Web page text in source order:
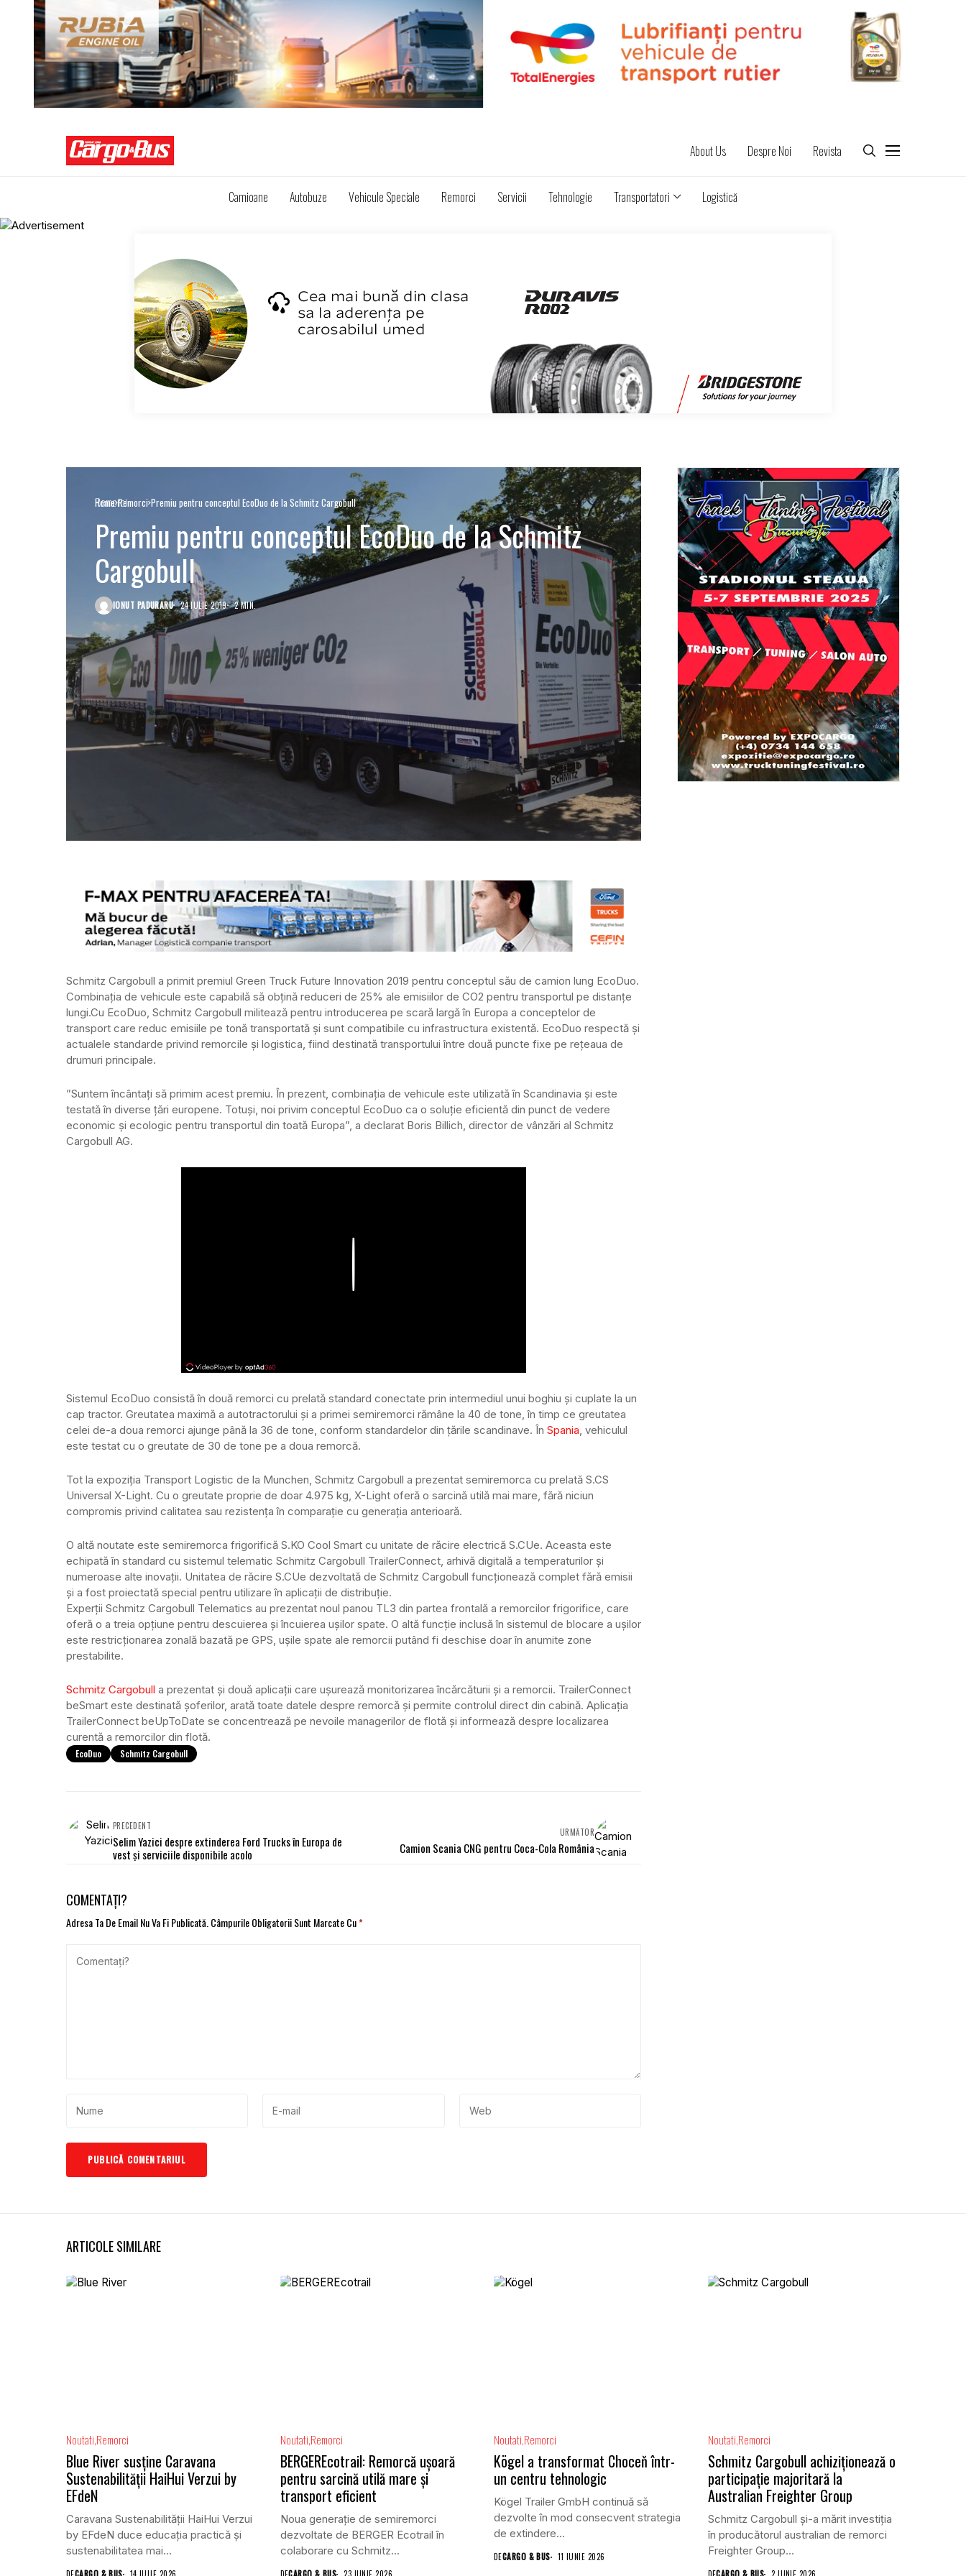
About Us Despre Noi Revista
Camioane Autobuze Vehicule Speciale Remorci Servicii Tehnologie Transportatori Logistică
Home Remorci Premiu pentru conceptul EcoDuo de la Schmitz Cargobull
Remorci
Premiu pentru conceptul EcoDuo de la Schmitz
Cargobull
IONUT PADURARU 24 IULIE 2019 2 MIN.
Schmitz Cargobull a primit premiul Green Truck Future Innovation 2019 pentru conceptul său de camion lung EcoDuo.
Combinația de vehicule este capabilă să obțină reduceri de 25% ale emisiilor de CO2 pentru transportul pe distanțe
lungi.Cu EcoDuo, Schmitz Cargobull militează pentru introducerea pe scară largă în Europa a conceptelor de
transport care reduc emisiile pe tonă transportată și sunt compatibile cu infrastructura existentă. EcoDuo respectă și
actualele standarde privind remorcile și logistica, fiind destinată transportului între două puncte fixe pe rețeaua de
drumuri principale.
”Suntem încântați să primim acest premiu. În prezent, combinația de vehicule este utilizată în Scandinavia și este
testată în diverse țări europene. Totuși, noi privim conceptul EcoDuo ca o soluție eficientă din punct de vedere
economic și ecologic pentru transportul din toată Europa”, a declarat Boris Billich, director de vânzări al Schmitz
Cargobull AG.
Sistemul EcoDuo consistă în două remorci cu prelată standard conectate prin intermediul unui boghiu și cuplate la un
cap tractor. Greutatea maximă a autotractorului și a primei semiremorci rămâne la 40 de tone, în timp ce greutatea
celei de-a doua remorci ajunge până la 36 de tone, conform standardelor din țările scandinave. În Spania , vehiculul
este testat cu o greutate de 30 de tone pe a doua remorcă.
Tot la expoziția Transport Logistic de la Munchen, Schmitz Cargobull a prezentat semiremorca cu prelată S.CS
Universal X-Light. Cu o greutate proprie de doar 4.975 kg, X-Light oferă o sarcină utilă mai mare, fără niciun
compromis privind calitatea sau rezistența în comparație cu generația anterioară.
O altă noutate este semiremorca frigorifică S.KO Cool Smart cu unitate de răcire electrică S.CUe. Aceasta este
echipată în standard cu sistemul telematic Schmitz Cargobull TrailerConnect, arhivă digitală a temperaturilor și
numeroase alte inovații. Unitatea de răcire S.CUe dezvoltată de Schmitz Cargobull funcționează complet fără emisii
și a fost proiectată special pentru utilizare în aplicații de distribuție.
Experții Schmitz Cargobull Telematics au prezentat noul panou TL3 din partea frontală a remorcilor frigorifice, care
oferă o a treia opțiune pentru descuierea și încuierea ușilor spate. O altă funcție inclusă în sistemul de blocare a ușilor
este restricționarea zonală bazată pe GPS, ușile spate ale remorcii putând fi deschise doar în anumite zone
prestabilite.
Schmitz Cargobull a prezentat și două aplicații care ușurează monitorizarea încărcăturii și a remorcii. TrailerConnect
beSmart este destinată șoferilor, arată toate datele despre remorcă și permite controlul direct din cabină. Aplicația
TrailerConnect beUpToDate se concentrează pe nevoile managerilor de flotă și informează despre localizarea
curentă a remorcilor din flotă.
EcoDuo Schmitz Cargobull
PRECEDENT
Selim Yazici despre extinderea Ford Trucks în Europa de
vest și serviciile disponibile acolo
URMĂTOR
Camion Scania CNG pentru Coca-Cola România
COMENTAȚI?
Adresa Ta De Email Nu Va Fi Publicată. Câmpurile Obligatorii Sunt Marcate Cu*
ARTICOLE SIMILARE
Noutati Remorci
Blue River susține Caravana
Sustenabilității HaiHui Verzui by
EFdeN
Caravana Sustenabilității HaiHui Verzui
by EFdeN duce educația practică și
sustenabilitatea mai...
Noutati Remorci
BERGEREcotrail: Remorcă ușoară
pentru sarcină utilă mare și
transport eficient
Noua generație de semiremorci
dezvoltate de BERGER Ecotrail în
colaborare cu Schmitz...
Noutati Remorci
Kögel a transformat Choceň într-
un centru tehnologic
Kögel Trailer GmbH continuă să
dezvolte în mod consecvent strategia
de extindere...
DECARGO & BUS 11 IUNIE 2026
Noutati Remorci
Schmitz Cargobull achiziționează o
participație majoritară la
Australian Freighter Group
Schmitz Cargobull și-a mărit investiția
în producătorul australian de remorci
Freighter Group...